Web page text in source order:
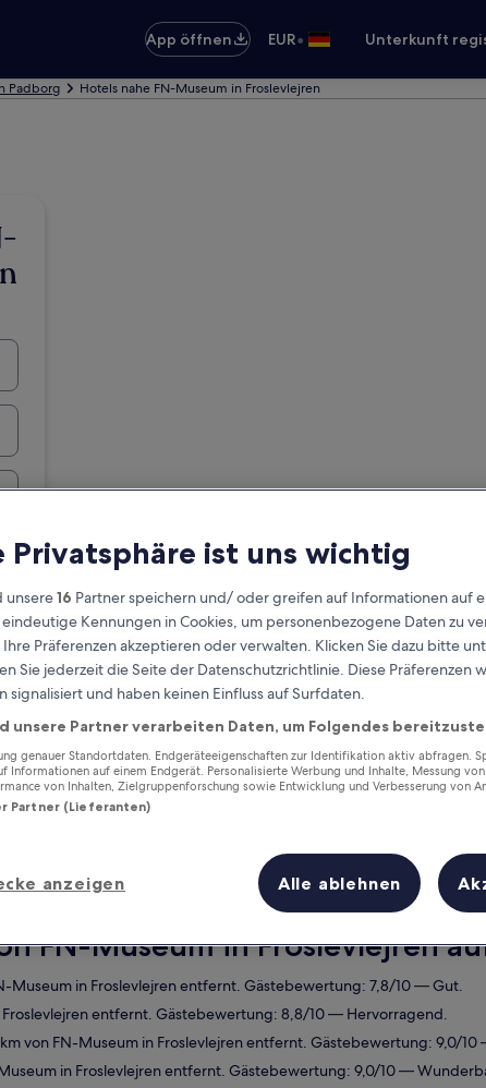
App öffnen EUR• Unterkunft
Padborg Hotels nahe FN-Museum in Froslevlejren
Verdiene Prämien für jede
wahrgenommene Übernachtung
Morgen
Dieses
7. Aug. - 9. Aug.
FN-Museum in Froslevlejren
Museum in Froslevlejren entfernt. Gästebewertung: 7,8/10 — Gut.
entfernt. Gästebewertung: 8,8/10 — Hervorragend.
von FN-Museum in Froslevlejren entfernt. Gästebewertung: 9,0/
in Froslevlejren entfernt. Gästebewertung: 9,0/10 —
Privatsphäre ist uns wichtig
unsere16 Partner speichern und/ oder greifen auf Informationen auf
eindeutige Kennungen in Cookies, um personenbezogene Daten zu
Ihre Präferenzen akzeptieren oder verwalten. Klicken Sie dazu bitte
Sie jederzeit die Seite der Datenschutzrichtlinie. Diese Präferenzen
signalisiert und haben keinen Einfluss auf Surfdaten.
unsere Partner verarbeiten Daten, um Folgendes
genauer Standortdaten. Endgeräteeigenschaften zur Identifikation aktiv abfragen.
Informationen auf einem Endgerät. Personalisierte Werbung und Inhalte, Messung
von Inhalten, Zielgruppenforschung sowie Entwicklung und Verbesserung von
Partner (Lieferanten)
anzeigen Alle ablehnen